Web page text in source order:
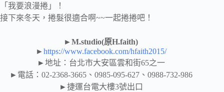
「我要浪漫捲」！
接下來冬天，捲髮很適合啊~~一起捲捲吧！
►M.studio(原H.faith)
►https://www.facebook.com/hfaith2015/
►地址：台北市大安區雲和街65之一
►電話：02-2368-3665、0985-095-627、0988-732-986
►捷運台電大樓3號出口